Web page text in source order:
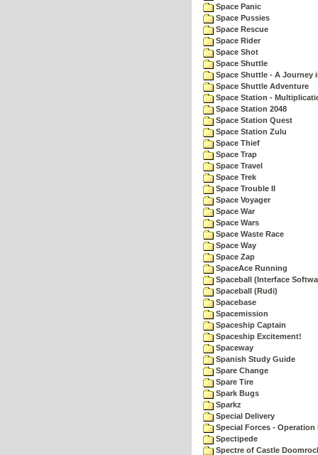
Space Panic
Space Pussies
Space Rescue
Space Rider
Space Shot
Space Shuttle
Space Shuttle - A Journey
Space Shuttle Adventure
Space Station -
Space Station 2048
Space Station Quest
Space Station Zulu
Space Thief
Space Trap
Space Travel
Space Trek
Space Trouble II
Space Voyager
Space War
Space Wars
Space Waste Race
Space Way
Space Zap
SpaceAce Running
Spaceball (Interface
Spaceball (Rudi)
Spacebase
Spacemission
Spaceship Captain
Spaceship Excitement!
Spaceway
Spanish Study Guide
Spare Change
Spare Tire
Spark Bugs
Sparkz
Special Delivery
Special Forces - Operation
Spectipede
Spectre of Castle